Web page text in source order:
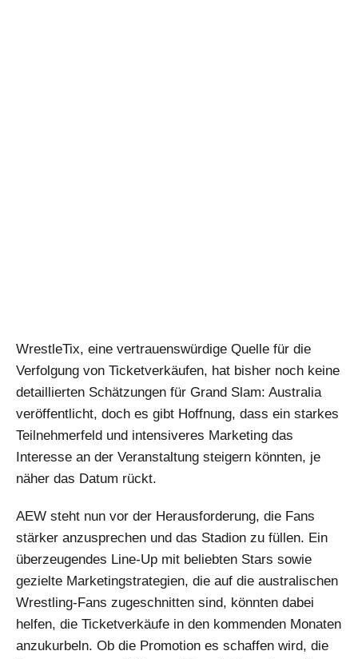
WrestleTix, eine vertrauenswürdige Quelle für die
Verfolgung von Ticketverkäufen, hat bisher noch keine
detaillierten Schätzungen für Grand Slam: Australia
veröffentlicht, doch es gibt Hoffnung, dass ein starkes
Teilnehmerfeld und intensiveres Marketing das
Interesse an der Veranstaltung steigern könnten, je
näher das Datum rückt.
AEW steht nun vor der Herausforderung, die Fans
stärker anzusprechen und das Stadion zu füllen. Ein
überzeugendes Line-Up mit beliebten Stars sowie
gezielte Marketingstrategien, die auf die australischen
Wrestling-Fans zugeschnitten sind, könnten dabei
helfen, die Ticketverkäufe in den kommenden Monaten
anzukurbeln. Ob die Promotion es schaffen wird, die